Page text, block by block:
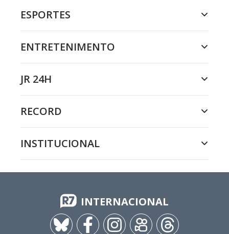
ESPORTES
ENTRETENIMENTO
JR 24H
RECORD
INSTITUCIONAL
INTERNACIONAL